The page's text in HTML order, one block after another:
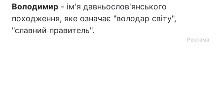
Володимир - ім'я давньослов'янського
походження, яке означає "володар світу",
"славний правитель".
Реклама